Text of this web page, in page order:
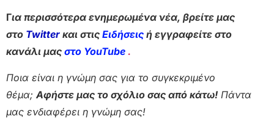
Για περισσότερα ενημερωμένα νέα, βρείτε μας
στο Twitter και στις Ειδήσεις ή εγγραφείτε στο
κανάλι μας στο YouTube .
Ποια είναι η γνώμη σας για το συγκεκριμένο
θέμα; Αφήστε μας το σχόλιο σας από κάτω! Πάντα
μας ενδιαφέρει η γνώμη σας!